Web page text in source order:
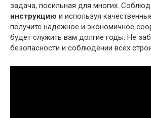
задача, посильная для многих.
инструкцию и используя
получите надежное и экономичное
будет служить вам долгие годы. Не
безопасности и соблюдении всех